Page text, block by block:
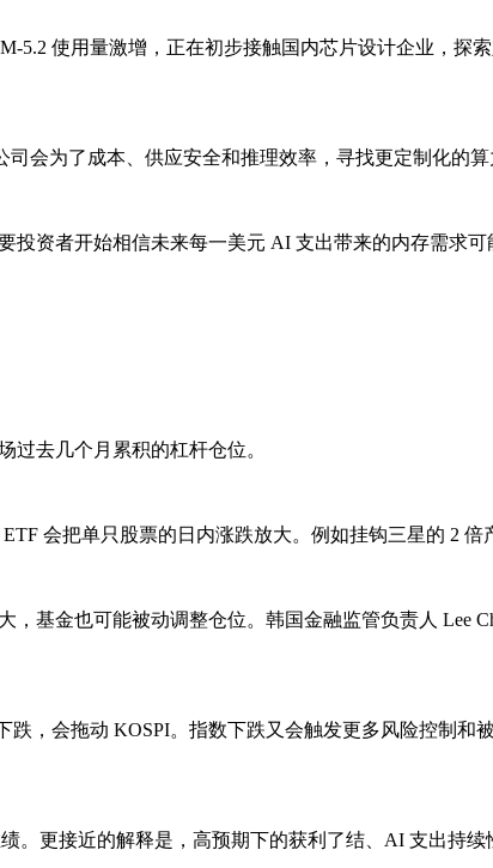
5.2 使用量激增，正在初步接触国内芯片设计企业，
会为了成本、供应安全和推理效率，寻找更定制化的算
资者开始相信未来每一美元 AI 支出带来的内存需求
过去几个月累积的杠杆仓位。
会把单只股票的日内涨跌放大。例如挂钩三星的 2 倍
基金也可能被动调整仓位。韩国金融监管负责人 Lee
，会拖动 KOSPI。指数下跌又会触发更多风险控制和
。更接近的解释是，高预期下的获利了结、AI 支出持